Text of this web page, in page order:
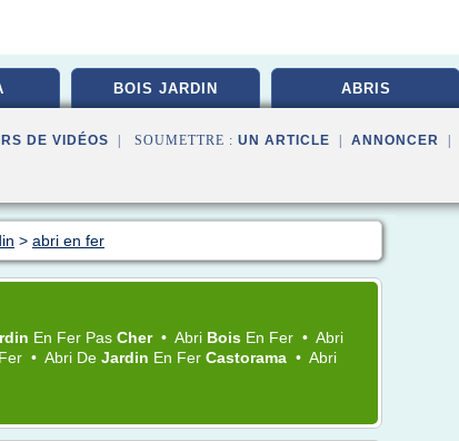
BOIS JARDIN ABRIS
DE VIDÉOS | SOUMETTRE : UN ARTICLE ANNONCER
> abri en fer
En Fer Pas Cher • Abri Bois En Fer • Abri
Fer • Abri De Jardin En Fer Castorama • Abri